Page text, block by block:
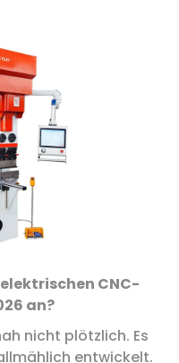
CNC-
an?
nicht plötzlich. Es
entwickelt.